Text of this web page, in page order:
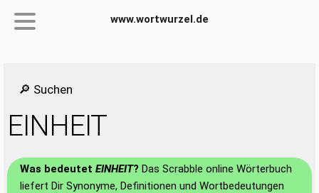
www.wortwurzel.de
🔎 Suchen
EINHEIT
Was bedeutet EINHEIT? Das Scrabble online Wörterbuch
liefert Dir Synonyme, Definitionen und Wortbedeutungen